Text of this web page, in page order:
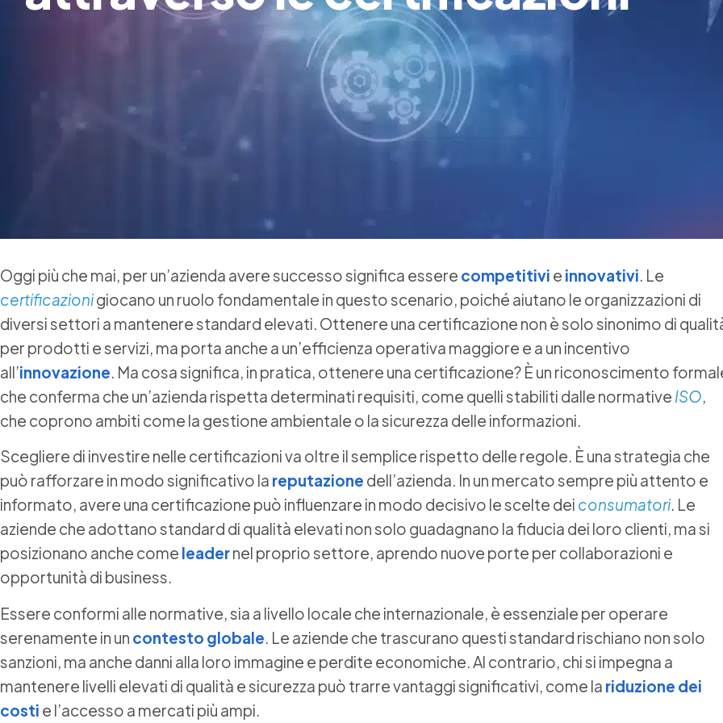
Oggi più che mai, per un’azienda avere successo significa essere competitivi e innovativi. Le
certificazionigiocano un ruolo fondamentale in questo scenario, poiché aiutano le organizzazioni di
diversi settori a mantenere standard elevati. Ottenere una certificazione non è solo sinonimo di
per prodotti e servizi, ma porta anche a un’efficienza operativa maggiore e a un incentivo
all’innovazione. Ma cosa significa, in pratica, ottenere una certificazione? È un riconoscimento
che conferma che un’azienda rispetta determinati requisiti, come quelli stabiliti dalle normative ISO,
che coprono ambiti come la gestione ambientale o la sicurezza delle informazioni.
Scegliere di investire nelle certificazioni va oltre il semplice rispetto delle regole. È una strategia che
può rafforzare in modo significativo la reputazione dell’azienda. In un mercato sempre più attento e
informato, avere una certificazione può influenzare in modo decisivo le scelte dei consumatori. Le
aziende che adottano standard di qualità elevati non solo guadagnano la fiducia dei loro clienti, ma si
posizionano anche come leadernel proprio settore, aprendo nuove porte per collaborazioni e
opportunità di business.
Essere conformi alle normative, sia a livello locale che internazionale, è essenziale per operare
serenamente in un contesto globale. Le aziende che trascurano questi standard rischiano non solo
sanzioni, ma anche danni alla loro immagine e perdite economiche. Al contrario, chi si impegna a
mantenere livelli elevati di qualità e sicurezza può trarre vantaggi significativi, come la riduzione dei
costi e l’accesso a mercati più ampi.